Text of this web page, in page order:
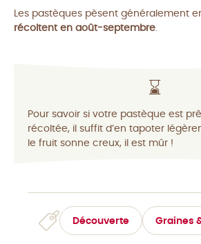
Les pastèques pèsent généralement
récoltent en août-septembre
⌛️
Pour savoir si votre pastèque est
récoltée, il suffit d’en tapoter
le fruit sonne creux, il est mûr !
Découverte Graines